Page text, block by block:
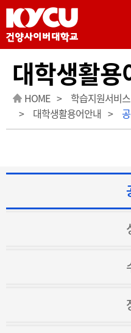
이 사이트는 Google
대학생활용
HOME 학습지원서비스
대학생활용어안내